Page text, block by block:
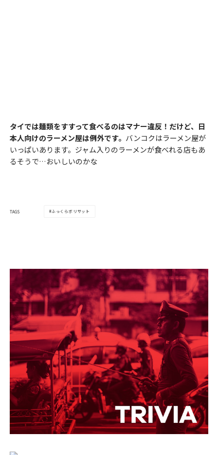
タイでは麺類をすすって食べるのはマナー違反！だけど、日
本人向けのラーメン屋は例外です。 バンコクはラーメン屋が
いっぱいあります。ジャム入りのラーメンが食べれる店もあ
るそうで…おいしいのかな
TAGS ふっくらボリサット